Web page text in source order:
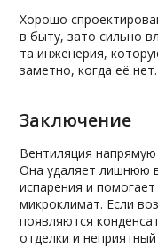
Хорошо
в быту, зато сильно
та инженерия,
заметно, когда её нет.
Заключение
Вентиляция
Она удаляет лишнюю
испарения и
микроклимат. Если
появляются
отделки и неприятный